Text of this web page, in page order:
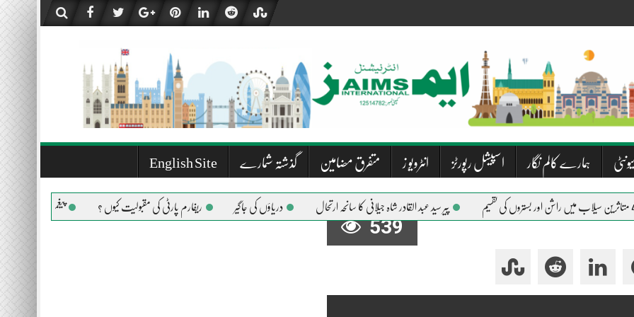
ہمارے کالم نگار اسپیشل رپورٹز انٹرویو ز متفرق مضامین گذشتہ شمارے English Site
پیر سید عبد القادر شاہ جیلانی کا سانحہ ارتحال دریاؤں کی جاگیر ریفارم پارٹی کی مقبولیت کیوں ؟ پیغمبر اسلام صلی اللہ
539